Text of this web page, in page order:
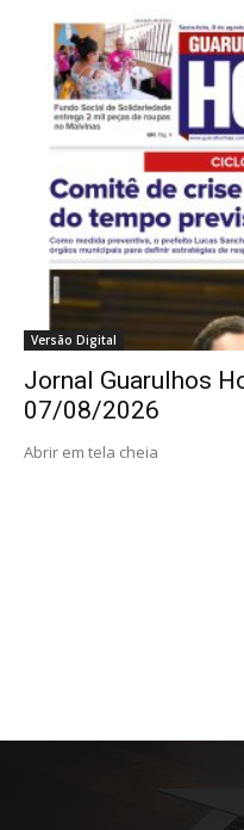
Versão Digital
Jornal Guarulhos
07/08/2026
Abrir em tela cheia